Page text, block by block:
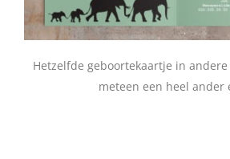
Hetzelfde geboortekaartje in
meteen een heel ander